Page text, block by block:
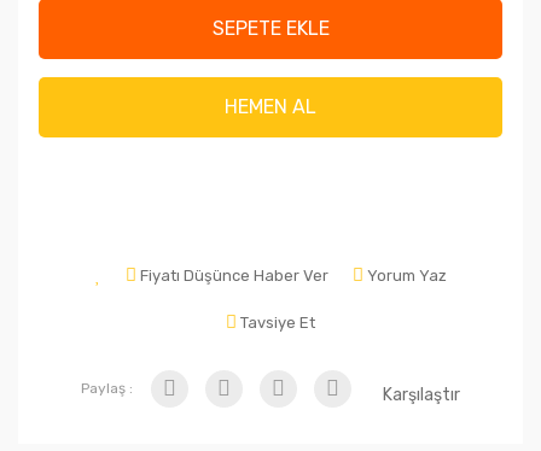
SEPETE EKLE
HEMEN AL
Fiyatı Düşünce Haber Ver Yorum Yaz
Tavsiye Et
Paylaş : Karşılaştır